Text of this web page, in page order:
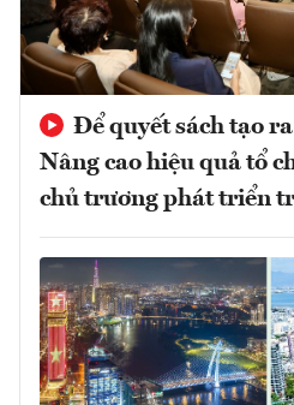
Để quyết sách tạo
Nâng cao hiệu quả tổ
chủ trương phát triển